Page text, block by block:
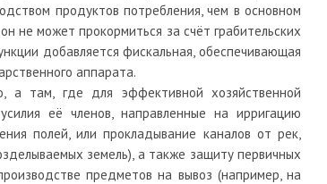
продуктов потребления, чем в основном
не может прокормиться за счёт грабительских
добавляется фискальная, обеспечивающая
аппарата.
а там, где для эффективной хозяйственной
её членов, направленные на ирригацию
полей, или прокладывание каналов от рек,
земель), а также защиту первичных
предметов на вывоз (например, на